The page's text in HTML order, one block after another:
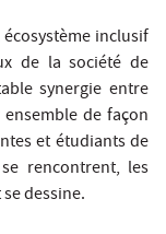
inclusif
de la société de
synergie entre
de façon
et étudiants de
rencontrent, les
dessine.